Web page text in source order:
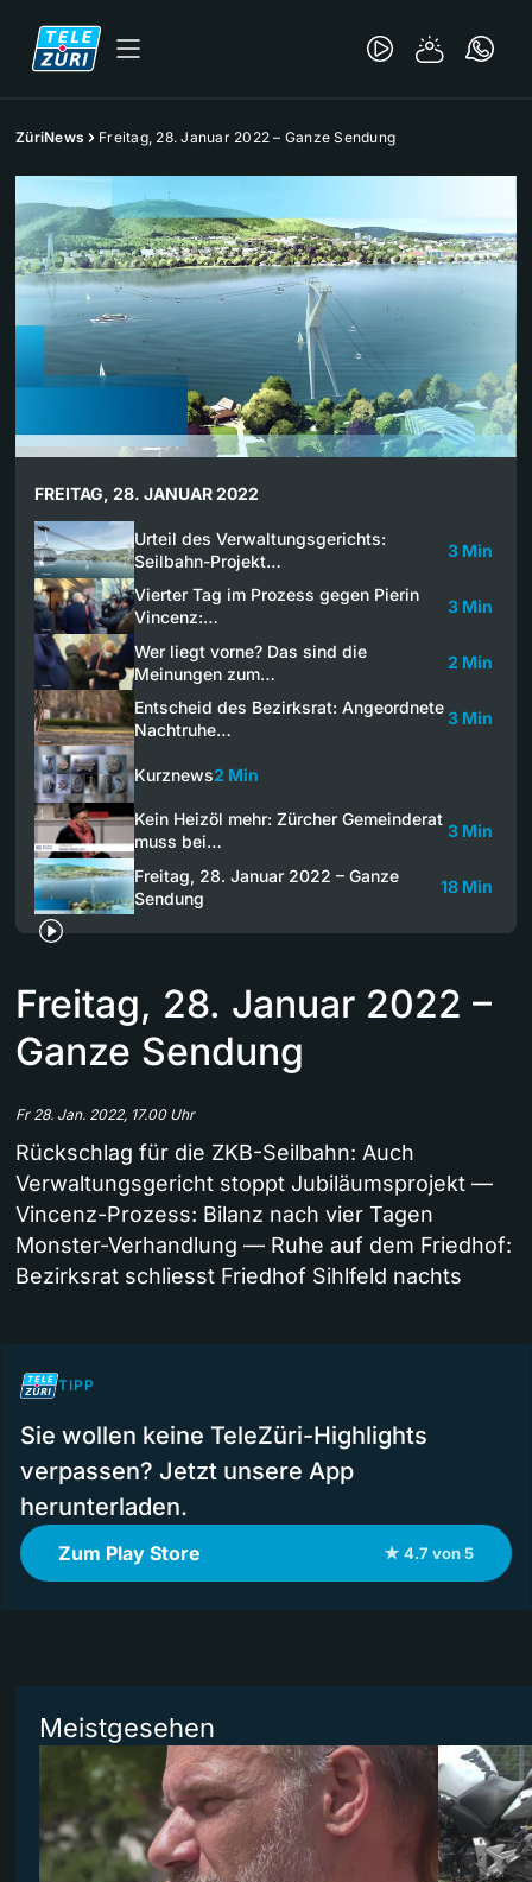
ZüriNews Freitag, 28. Januar 2022 – Ganze Sendung
FREITAG, 28. JANUAR 2022
Urteil des Verwaltungsgerichts:
Seilbahn-Projekt…
3 Min
Vierter Tag im Prozess gegen Pierin
Vincenz:…
3 Min
Wer liegt vorne? Das sind die
Meinungen zum…
2 Min
Entscheid des Bezirksrat: Angeordnete
Nachtruhe…
3 Min
Kurznews2 Min
Kein Heizöl mehr: Zürcher Gemeinderat
muss bei…
3 Min
Freitag, 28. Januar 2022 – Ganze
Sendung
18 Min
Freitag, 28. Januar 2022 –
Ganze Sendung
Fr 28. Jan. 2022, 17.00 Uhr
Rückschlag für die ZKB-Seilbahn: Auch
Verwaltungsgericht stoppt Jubiläumsprojekt —
Vincenz-Prozess: Bilanz nach vier Tagen
Monster-Verhandlung — Ruhe auf dem Friedhof:
Bezirksrat schliesst Friedhof Sihlfeld nachts
TIPP
Sie wollen keine TeleZüri-Highlights
verpassen? Jetzt unsere App
herunterladen.
Zum Play Store ★ 4.7 von 5
Meistgesehen